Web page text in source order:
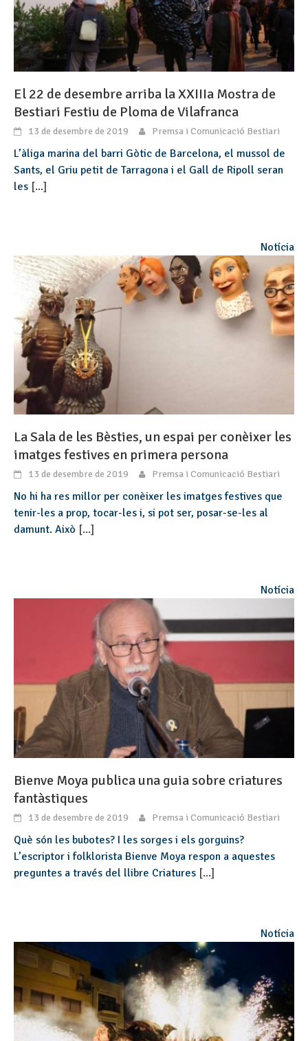
El 22 de desembre arriba la XXIIIa Mostra de
Bestiari Festiu de Ploma de Vilafranca
13 de desembre de 2019 Premsa i Comunicació Bestiari
L’àliga marina del barri Gòtic de Barcelona, el mussol de
Sants, el Griu petit de Tarragona i el Gall de Ripoll seran
les [...]
Notícia
La Sala de les Bèsties, un espai per conèixer les
imatges festives en primera persona
13 de desembre de 2019 Premsa i Comunicació Bestiari
No hi ha res millor per conèixer les imatges festives que
tenir-les a prop, tocar-les i, si pot ser, posar-se-les al
damunt. Això [...]
Notícia
Bienve Moya publica una guia sobre criatures
fantàstiques
13 de desembre de 2019 Premsa i Comunicació Bestiari
Què són les bubotes? I les sorges i els gorguins?
L’escriptor i folklorista Bienve Moya respon a aquestes
preguntes a través del llibre Criatures [...]
Notícia